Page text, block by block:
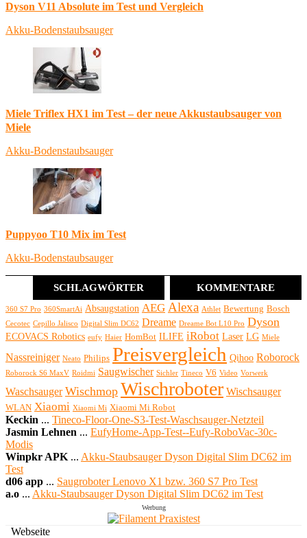
Dyson V11 Absolute im Test und Vergleich
Akku-Bodenstaubsauger
Miele Triflex HX1 im Test – der neue Akkustaubsauger von
Miele
Akku-Bodenstaubsauger
Puppyoo T10 Mix im Test
Akku-Bodenstaubsauger
SCHLAGWÖRTER KOMMENTARE
360 S7 Pro 360SmartAi Absaugstation AEG Alexa Athlet Bewertung Bosch
Cecotec Cepillo Jalisco Digital Slim DC62 Dreame Dreame Bot L10 Pro Dyson
ECOVACS Robotics eufy Haier HomBot ILIFE iRobot Laser LG Miele
Nassreiniger Neato Philips Preisvergleich Qihoo Roborock
Roborock S6 MaxV Roidmi Saugwischer Sichler Tineco V6 Video Vorwerk
Waschsauger Wischmop Wischroboter Wischsauger
WLAN Xiaomi Xiaomi Mi Xiaomi Mi Robot
Keckin ... Tineco-Floor-One-S3-Test-Waschsauger-Netzteil
Jasmin Lehnen ... EufyHome-App-Test--Eufy-RoboVac-30c-
Modis
Winpkr APK ... Akku-Staubsauger Dyson Digital Slim DC62 im
Test
d06 app ... Saugroboter Lenovo X1 bzw. 360 S7 Pro Test
a.o ... Akku-Staubsauger Dyson Digital Slim DC62 im Test
Werbung
Webseite